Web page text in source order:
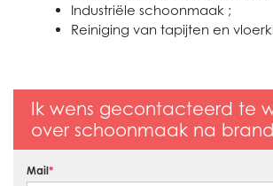
Industriële schoonmaak ;
Reiniging van tapijten en
Ik wens gecontacteerd te
over schoonmaak na brand
Mail*